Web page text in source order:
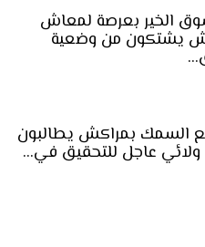
الخير بعرصة لمعاش
يشتكون من وضعية
السمك بمراكش يطالبون
ولائي عاجل للتحقيق في…